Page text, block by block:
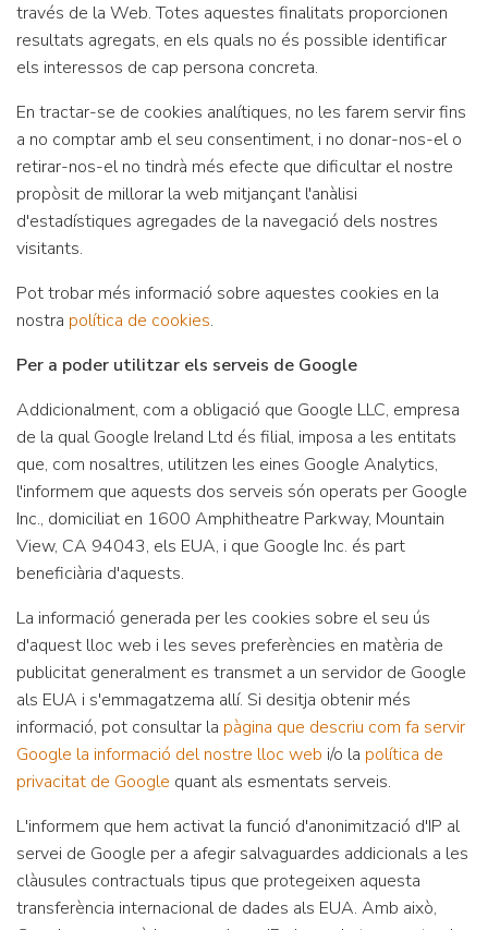
través de la Web. Totes aquestes finalitats proporcionen
resultats agregats, en els quals no és possible identificar
els interessos de cap persona concreta.
En tractar-se de cookies analítiques, no les farem servir fins
a no comptar amb el seu consentiment, i no donar-nos-el o
retirar-nos-el no tindrà més efecte que dificultar el nostre
propòsit de millorar la web mitjançant l'anàlisi
d'estadístiques agregades de la navegació dels nostres
visitants.
Pot trobar més informació sobre aquestes cookies en la
nostra política de cookies.
Per a poder utilitzar els serveis de Google
Addicionalment, com a obligació que Google LLC, empresa
de la qual Google Ireland Ltd és filial, imposa a les entitats
que, com nosaltres, utilitzen les eines Google Analytics,
l'informem que aquests dos serveis són operats per Google
Inc., domiciliat en 1600 Amphitheatre Parkway, Mountain
View, CA 94043, els EUA, i que Google Inc. és part
beneficiària d'aquests.
La informació generada per les cookies sobre el seu ús
d'aquest lloc web i les seves preferències en matèria de
publicitat generalment es transmet a un servidor de Google
als EUA i s'emmagatzema allí. Si desitja obtenir més
informació, pot consultar la pàgina que descriu com fa servir
Google la informació del nostre lloc web i/o la política de
privacitat de Google quant als esmentats serveis.
L'informem que hem activat la funció d'anonimització d'IP al
servei de Google per a afegir salvaguardes addicionals a les
clàusules contractuals tipus que protegeixen aquesta
transferència internacional de dades als EUA. Amb això,